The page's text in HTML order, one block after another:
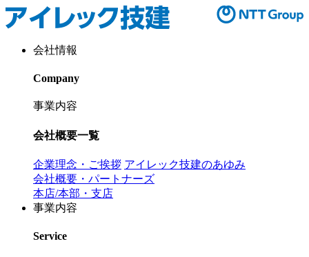
会社情報
Company
事業内容
会社概要一覧
企業理念・ご挨拶 アイレック技建のあゆみ
会社概要・パートナーズ
本店/本部・支店
事業内容
Service